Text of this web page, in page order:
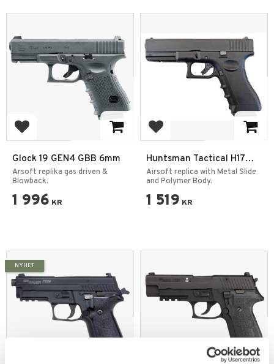
Add to favorites
Glock 19 GEN4 GBB 6mm
Arsoft replika gas driven &
Blowback.
1 996 KR
Add to favorites
Huntsman Tactical H17
Gas Blowback Pistol Black
Airsoft replica with Metal Slide
and Polymer Body.
1 519 KR
NYHET